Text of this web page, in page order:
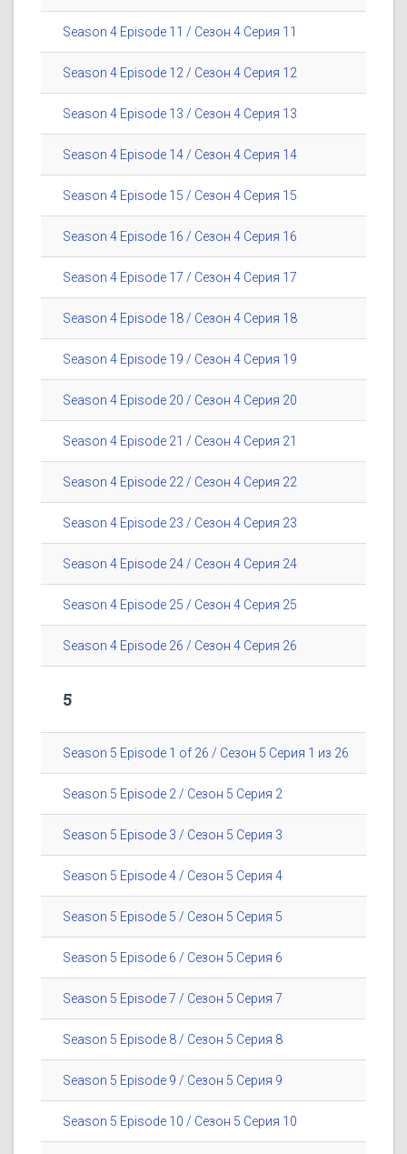
Season 4 Episode 11 / Сезон 4 Серия 11
Season 4 Episode 12 / Сезон 4 Серия 12
Season 4 Episode 13 / Сезон 4 Серия 13
Season 4 Episode 14 / Сезон 4 Серия 14
Season 4 Episode 15 / Сезон 4 Серия 15
Season 4 Episode 16 / Сезон 4 Серия 16
Season 4 Episode 17 / Сезон 4 Серия 17
Season 4 Episode 18 / Сезон 4 Серия 18
Season 4 Episode 19 / Сезон 4 Серия 19
Season 4 Episode 20 / Сезон 4 Серия 20
Season 4 Episode 21 / Сезон 4 Серия 21
Season 4 Episode 22 / Сезон 4 Серия 22
Season 4 Episode 23 / Сезон 4 Серия 23
Season 4 Episode 24 / Сезон 4 Серия 24
Season 4 Episode 25 / Сезон 4 Серия 25
Season 4 Episode 26 / Сезон 4 Серия 26
5
Season 5 Episode 1 of 26 / Сезон 5 Серия 1 из 26
Season 5 Episode 2 / Сезон 5 Серия 2
Season 5 Episode 3 / Сезон 5 Серия 3
Season 5 Episode 4 / Сезон 5 Серия 4
Season 5 Episode 5 / Сезон 5 Серия 5
Season 5 Episode 6 / Сезон 5 Серия 6
Season 5 Episode 7 / Сезон 5 Серия 7
Season 5 Episode 8 / Сезон 5 Серия 8
Season 5 Episode 9 / Сезон 5 Серия 9
Season 5 Episode 10 / Сезон 5 Серия 10